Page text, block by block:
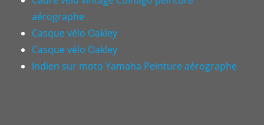
aérographe
Casque vélo Oakley
Casque vélo Oakley
Indien sur moto Yamaha Peinture aérographe